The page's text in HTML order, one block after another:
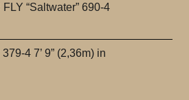
“Saltwater” 690-4
4 7’ 9” (2,36m) in